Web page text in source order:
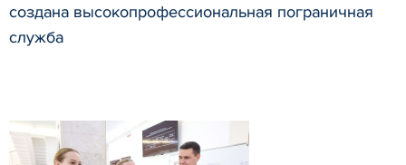
создана высокопрофессиональная пограничная
служба